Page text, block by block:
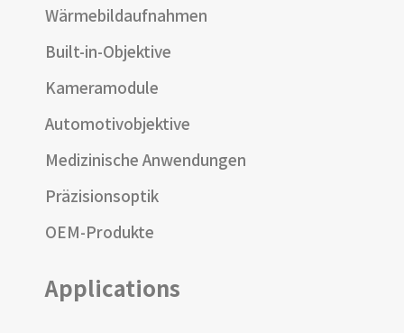
Wärmebildaufnahmen
Built-in-Objektive
Kameramodule
Automotivobjektive
Medizinische Anwendungen
Präzisionsoptik
OEM-Produkte
Applications